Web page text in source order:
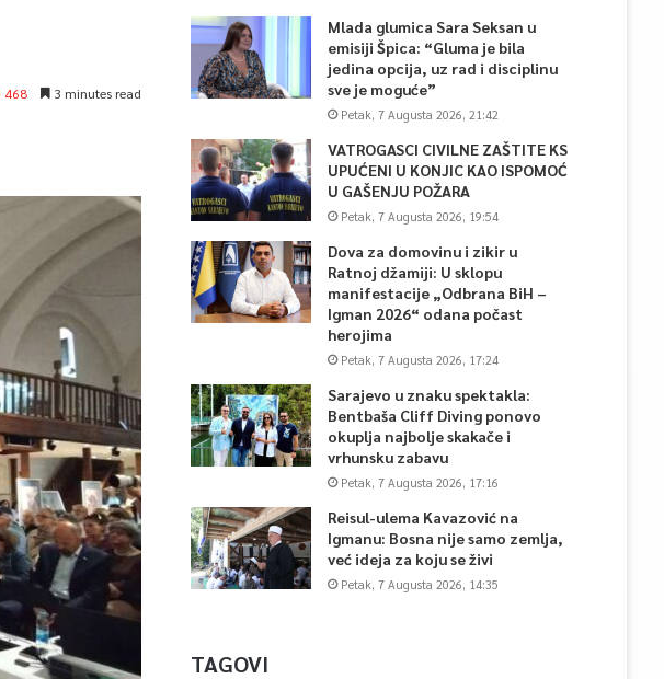
468 3 minutes read
Mlada glumica Sara Seksan u
emisiji Špica: “Gluma je bila
jedina opcija, uz rad i disciplinu
sve je moguće”
Petak, 7 Augusta 2026, 21:42
VATROGASCI CIVILNE ZAŠTITE KS
UPUĆENI U KONJIC KAO ISPOMOĆ
U GAŠENJU POŽARA
Petak, 7 Augusta 2026, 19:54
Dova za domovinu i zikir u
Ratnoj džamiji: U sklopu
manifestacije „Odbrana BiH –
Igman 2026“ odana počast
herojima
Petak, 7 Augusta 2026, 17:24
Sarajevo u znaku spektakla:
Bentbaša Cliff Diving ponovo
okuplja najbolje skakače i
vrhunsku zabavu
Petak, 7 Augusta 2026, 17:16
Reisul-ulema Kavazović na
Igmanu: Bosna nije samo zemlja,
već ideja za koju se živi
Petak, 7 Augusta 2026, 14:35
TAGOVI